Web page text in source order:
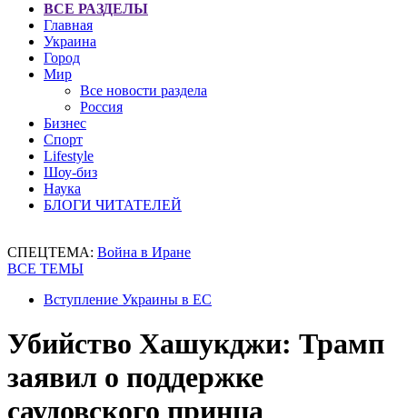
ВСЕ РАЗДЕЛЫ
Главная
Украина
Город
Мир
Все новости раздела
Россия
Бизнес
Спорт
Lifestyle
Шоу-биз
Наука
БЛОГИ ЧИТАТЕЛЕЙ
СПЕЦТЕМА: Война в Иране
ВСЕ ТЕМЫ
Вступление Украины в ЕС
Убийство Хашукджи: Трамп
заявил о поддержке
саудовского принца